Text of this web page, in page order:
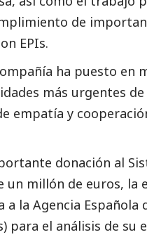
de
EPIs.
ha puesto en
más urgentes de
empatía y
donación al
un millón de euros, la
la Agencia Española
para el análisis de su